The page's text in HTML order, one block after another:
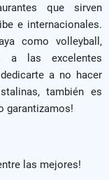
que sirven
e internacionales.
como volleyball,
a las excelentes
a no hacer
también es
garantizamos!
las mejores!